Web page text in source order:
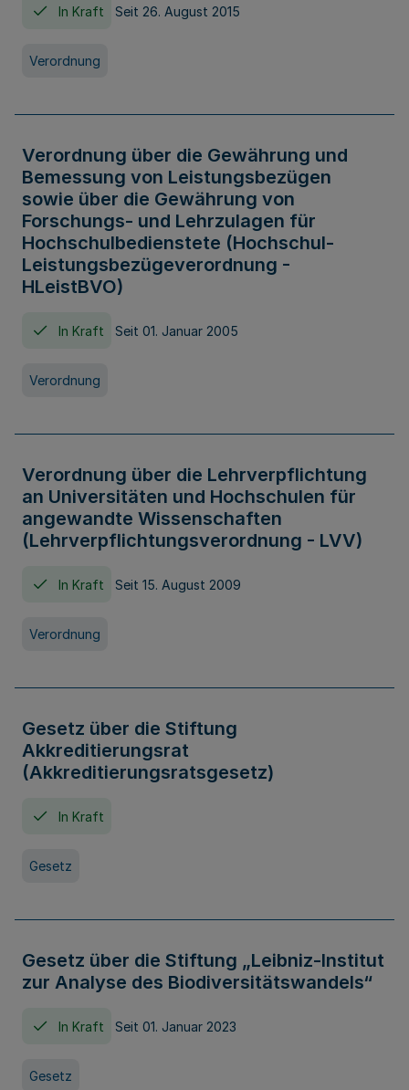
In Kraft Seit 26. August 2015
Verordnung
Verordnung über die Gewährung und
Bemessung von Leistungsbezügen
sowie über die Gewährung von
Forschungs- und Lehrzulagen für
Hochschulbedienstete (Hochschul-
Leistungsbezügeverordnung -
HLeistBVO)
In Kraft Seit 01. Januar 2005
Verordnung
Verordnung über die Lehrverpflichtung
an Universitäten und Hochschulen für
angewandte Wissenschaften
(Lehrverpflichtungsverordnung - LVV)
In Kraft Seit 15. August 2009
Verordnung
Gesetz über die Stiftung
Akkreditierungsrat
(Akkreditierungsratsgesetz)
In Kraft
Gesetz
Gesetz über die Stiftung „Leibniz-Institut
zur Analyse des Biodiversitätswandels“
In Kraft Seit 01. Januar 2023
Gesetz